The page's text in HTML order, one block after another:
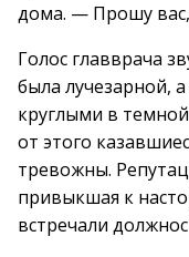
дома. — Прошу
Голос главврача
была лучезарной,
круглыми в
от этого
тревожны.
привыкшая к
встречали